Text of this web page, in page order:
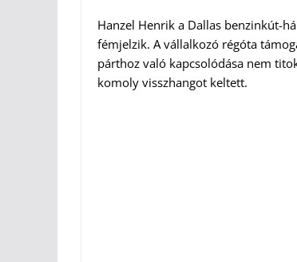
Hanzel Henrik a Dallas benzinkút-
fémjelzik. A vállalkozó régóta
párthoz való kapcsolódása nem
komoly visszhangot keltett.